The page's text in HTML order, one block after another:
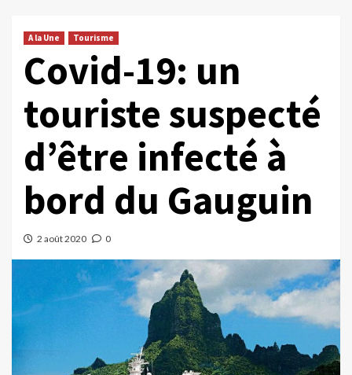
A la Une Tourisme
Covid-19: un
touriste suspecté
d’être infecté à
bord du Gauguin
2 août 2020 0